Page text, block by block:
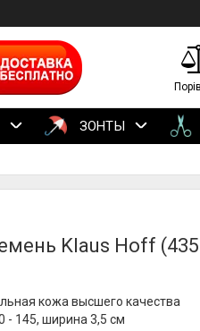
ЗОНТЫ
Klaus Hoff
кожа высшего качества
- 145, ширина 3,5 см